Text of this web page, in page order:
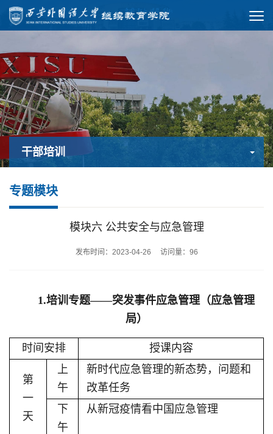
干部培训
专题模块
模块六 公共安全与应急管理
发布时间：2023-04-26 访问量： 96
1.培训专题——突发事件应急管理（应急管理
局）
时间安排 授课内容
第
一
天
上
午
新时代应急管理的新态势，问题和
改革任务
下
午
从新冠疫情看中国应急管理